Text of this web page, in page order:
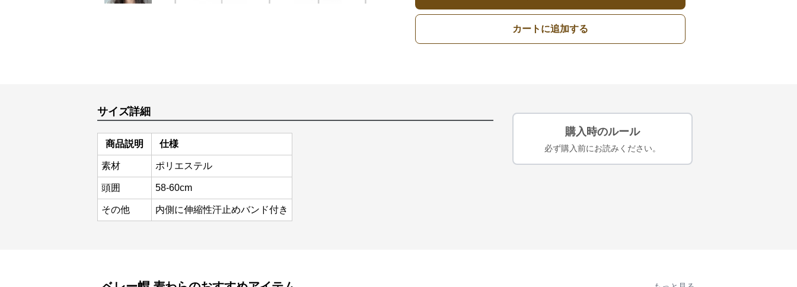
カートに追加する
サイズ詳細
商品説明 仕様
素材 ポリエステル
頭囲 58-60cm
その他 内側に伸縮性汗止めバンド付き
購入時のルール
必ず購入前にお読みください。